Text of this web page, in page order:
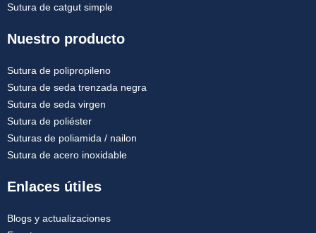
Sutura de catgut simple
Nuestro producto
Sutura de polipropileno
Sutura de seda trenzada negra
Sutura de seda virgen
Sutura de poliéster
Suturas de poliamida / nailon
Sutura de acero inoxidable
Enlaces útiles
Blogs y actualizaciones